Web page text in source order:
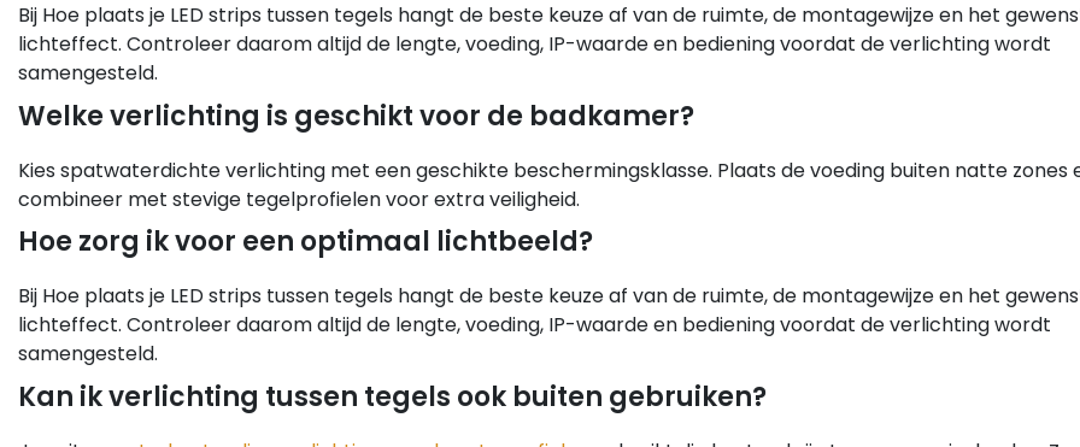
Bij Hoe plaats je LED strips tussen tegels hangt de beste keuze af van de ruimte, de montagewijze en het
lichteffect. Controleer daarom altijd de lengte, voeding, IP-waarde en bediening voordat de verlichting wordt
samengesteld.
Welke verlichting is geschikt voor de badkamer?
Kies spatwaterdichte verlichting met een geschikte beschermingsklasse. Plaats de voeding buiten natte zones
combineer met stevige tegelprofielen voor extra veiligheid.
Hoe zorg ik voor een optimaal lichtbeeld?
Bij Hoe plaats je LED strips tussen tegels hangt de beste keuze af van de ruimte, de montagewijze en het
lichteffect. Controleer daarom altijd de lengte, voeding, IP-waarde en bediening voordat de verlichting wordt
samengesteld.
Kan ik verlichting tussen tegels ook buiten gebruiken?